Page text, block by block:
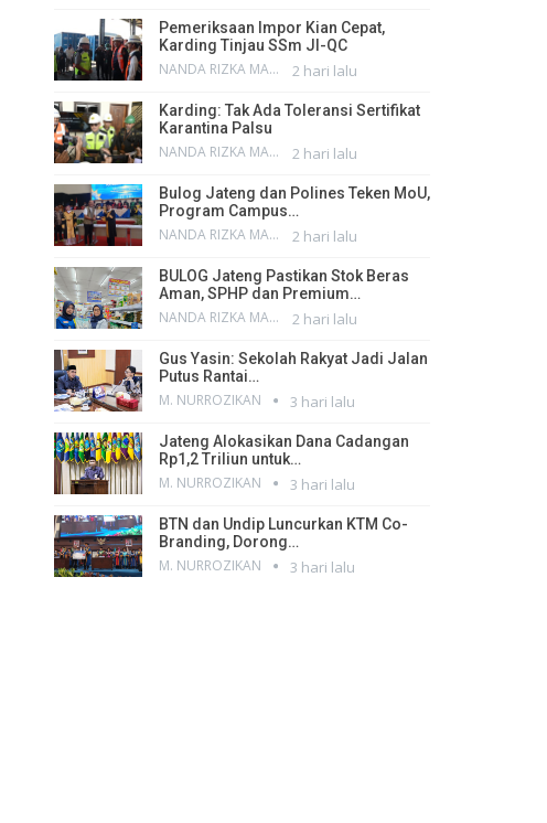
Pemeriksaan Impor Kian Cepat,
Karding Tinjau SSm JI-QC
NANDA RIZKA MAHENDRA 2 hari lalu
Karding: Tak Ada Toleransi Sertifikat
Karantina Palsu
NANDA RIZKA MAHENDRA 2 hari lalu
Bulog Jateng dan Polines Teken MoU,
Program Campus…
NANDA RIZKA MAHENDRA 2 hari lalu
BULOG Jateng Pastikan Stok Beras
Aman, SPHP dan Premium…
NANDA RIZKA MAHENDRA 2 hari lalu
Gus Yasin: Sekolah Rakyat Jadi Jalan
Putus Rantai…
M. NURROZIKAN 3 hari lalu
Jateng Alokasikan Dana Cadangan
Rp1,2 Triliun untuk…
M. NURROZIKAN 3 hari lalu
BTN dan Undip Luncurkan KTM Co-
Branding, Dorong…
M. NURROZIKAN 3 hari lalu